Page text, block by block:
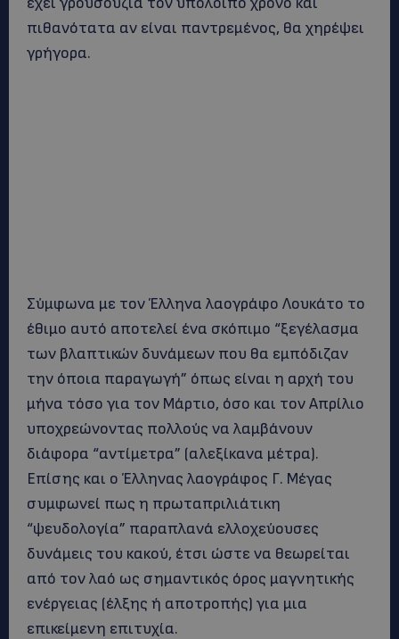
πιθανότατα αν είναι παντρεμένος, θα χηρέψει
γρήγορα.
Σύμφωνα με τον Έλληνα λαογράφο Λουκάτο το
έθιμο αυτό αποτελεί ένα σκόπιμο “ξεγέλασμα
των βλαπτικών δυνάμεων που θα εμπόδιζαν
την όποια παραγωγή” όπως είναι η αρχή του
μήνα τόσο για τον Μάρτιο, όσο και τον Απρίλιο
υποχρεώνοντας πολλούς να λαμβάνουν
διάφορα “αντίμετρα” (αλεξίκανα μέτρα).
Επίσης και ο Έλληνας λαογράφος Γ. Μέγας
συμφωνεί πως η πρωταπριλιάτικη
“ψευδολογία” παραπλανά ελλοχεύουσες
δυνάμεις του κακού, έτσι ώστε να θεωρείται
από τον λαό ως σημαντικός όρος μαγνητικής
ενέργειας (έλξης ή αποτροπής) για μια
επικείμενη επιτυχία.